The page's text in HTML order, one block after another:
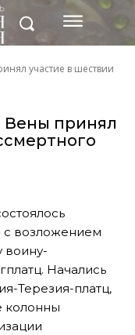
участие в шествии
Вены принял
с возложением
воину-
Начались
Терезия-платц,
колонны